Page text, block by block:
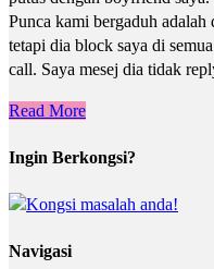
Punca kami bergaduh
tetapi dia block saya di
call. Saya mesej dia tidak
Read More
Ingin Berkongsi?
Navigasi